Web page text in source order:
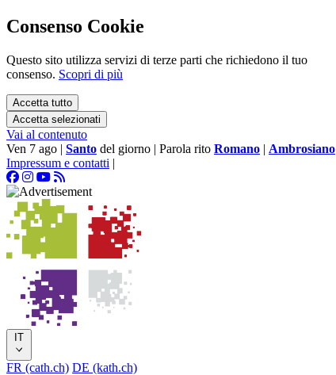
Consenso Cookie
Questo sito utilizza servizi di terze parti che richiedono il tuo
consenso. Scopri di più
Accetta tutto
Accetta selezionati
Vai al contenuto
Ven 7 ago | Santo del giorno | Parola rito Romano | Ambrosiano
Impressum e contatti |
IT
FR (cath.ch) DE (kath.ch)